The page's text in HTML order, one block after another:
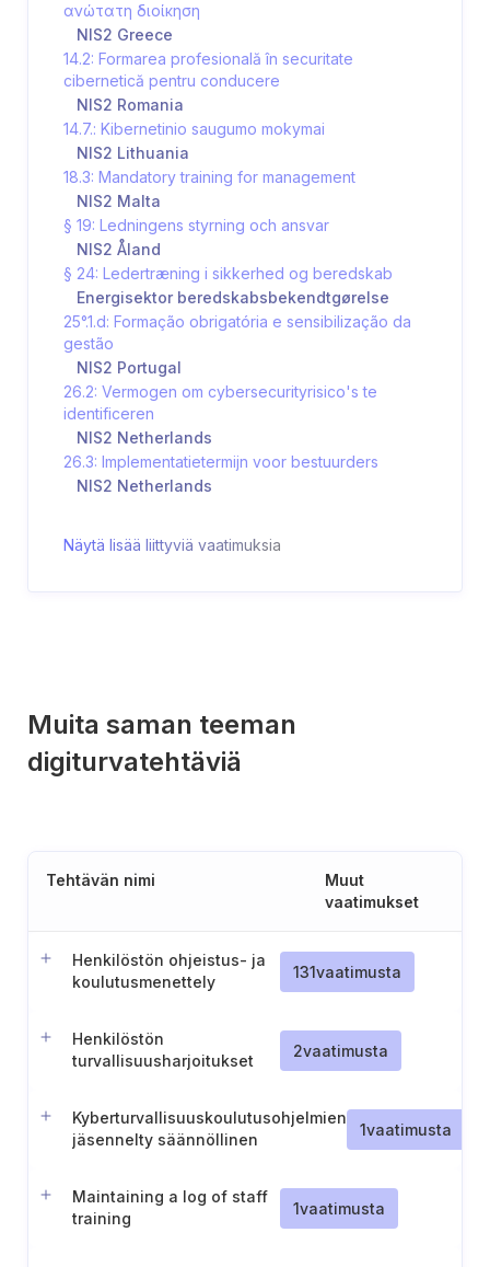
ανώτατη διοίκηση
NIS2 Greece
14.2: Formarea profesională în securitate
cibernetică pentru conducere
NIS2 Romania
14.7.: Kibernetinio saugumo mokymai
NIS2 Lithuania
18.3: Mandatory training for management
NIS2 Malta
§ 19: Ledningens styrning och ansvar
NIS2 Åland
§ 24: Ledertræning i sikkerhed og beredskab
Energisektor beredskabsbekendtgørelse
25°.1.d: Formação obrigatória e sensibilização da
gestão
NIS2 Portugal
26.2: Vermogen om cybersecurityrisico's te
identificeren
NIS2 Netherlands
26.3: Implementatietermijn voor bestuurders
NIS2 Netherlands
Näytä lisää liittyviä vaatimuksia
Muita saman teeman
digiturvatehtäviä
Tehtävän nimi
Muut
vaatimukset
Henkilöstön ohjeistus- ja
koulutusmenettely
131vaatimusta
Henkilöstön
turvallisuusharjoitukset
2vaatimusta
Kyberturvallisuuskoulutusohjelmien
jäsennelty säännöllinen
1vaatimusta
Maintaining a log of staff
training
1vaatimusta